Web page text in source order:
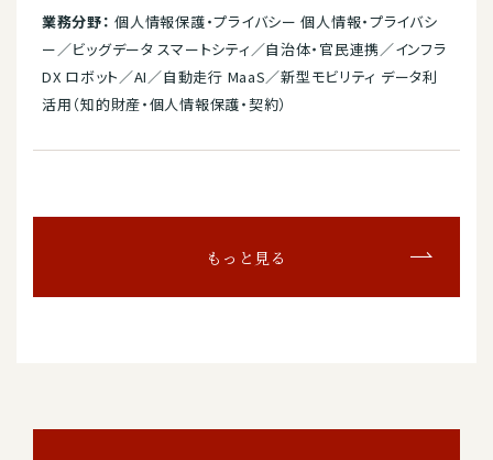
業務分野： 個人情報保護・プライバシー 個人情報・プライバシ
ー／ビッグデータ スマートシティ／自治体・官民連携／インフラ
DX ロボット／AI／自動走行 MaaS／新型モビリティ データ利
活用（知的財産・個人情報保護・契約）
もっと見る